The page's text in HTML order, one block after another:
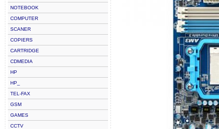
NOTEBOOK
COMPUTER
SCANER
COPIERS
CARTRIDGE
CDMEDIA
HP
HP_
TEL-FAX
GSM
GAMES
CCTV